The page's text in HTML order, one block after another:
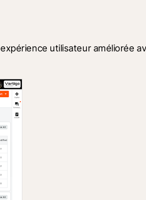
utilisateur améliorée